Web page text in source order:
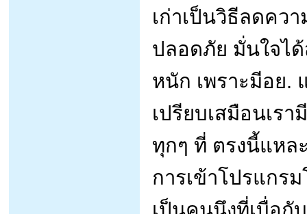
เก่าเป็นวิธีลดคว
ปลอดภัย มั่นใจไ
หนัก เพราะมีอย.
เปรียบเสมือนเร
ทุกๆ ที่ ตรงนี้แหล
การเข้าโปรแกร